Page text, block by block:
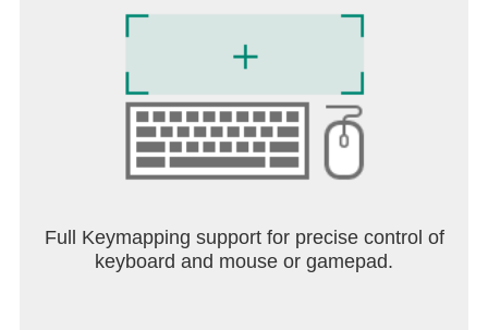
Full Keymapping support for precise control of
keyboard and mouse or gamepad.